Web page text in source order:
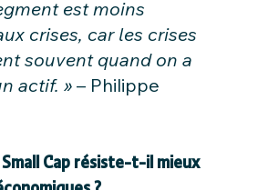
est moins
crises, car les crises
souvent quand on a
actif. » – Philippe
Small Cap résiste-t-il mieux